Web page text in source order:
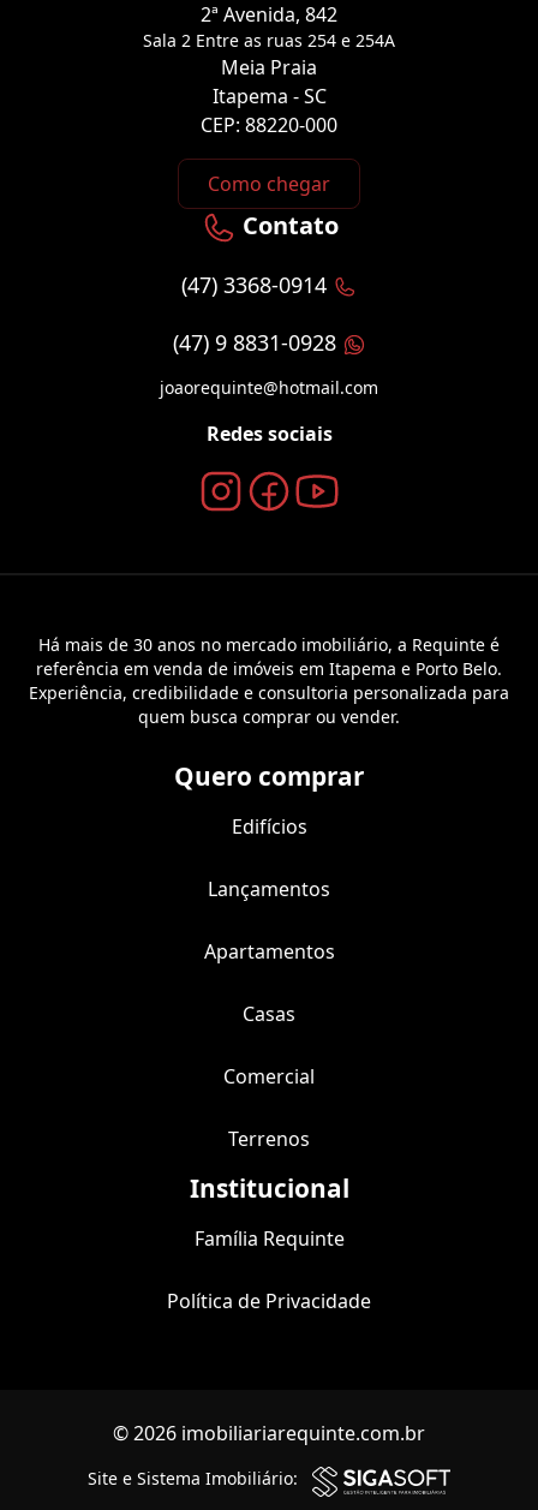
2ª Avenida, 842
Sala 2 Entre as ruas 254 e 254A
Meia Praia
Itapema - SC
CEP: 88220-000
Como chegar
Contato
(47) 3368-0914
(47) 9 8831-0928
joaorequinte@hotmail.com
Redes sociais
Há mais de 30 anos no mercado imobiliário, a Requinte é
referência em venda de imóveis em Itapema e Porto Belo.
Experiência, credibilidade e consultoria personalizada para
quem busca comprar ou vender.
Quero comprar
Edifícios
Lançamentos
Apartamentos
Casas
Comercial
Terrenos
Institucional
Família Requinte
Política de Privacidade
© 2026 imobiliariarequinte.com.br
Site e Sistema Imobiliário: